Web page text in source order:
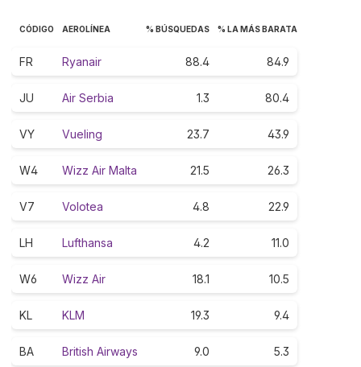
CÓDIGO AEROLÍNEA % BÚSQUEDAS % LA MÁS BARATA
FR Ryanair 88.4 84.9
JU Air Serbia 1.3 80.4
VY Vueling 23.7 43.9
W4 Wizz Air Malta 21.5 26.3
V7 Volotea 4.8 22.9
LH Lufthansa 4.2 11.0
W6 Wizz Air 18.1 10.5
KL KLM 19.3 9.4
BA British Airways 9.0 5.3